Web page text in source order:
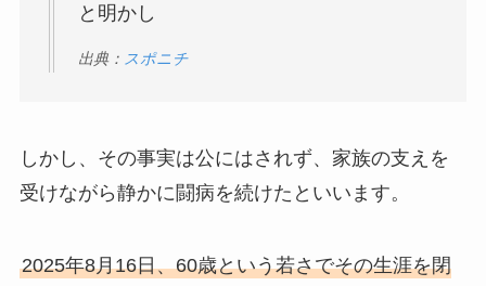
と明かし
出典： スポニチ
しかし、その事実は公にはされず、家族の支えを
受けながら静かに闘病を続けたといいます。
2025年8月16日、60歳という若さでその生涯を閉